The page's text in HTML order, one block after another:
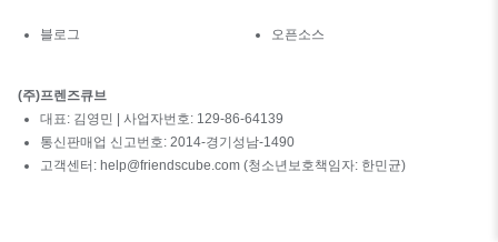
블로그 오픈소스
(주)프렌즈큐브
대표: 김영민 | 사업자번호: 129-86-64139
통신판매업 신고번호: 2014-경기성남-1490
고객센터: help@friendscube.com (청소년보호책임자: 한민균)